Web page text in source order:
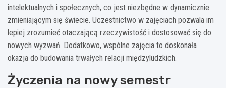
intelektualnych i społecznych, co jest niezbędne w dynamicznie
zmieniającym się świecie. Uczestnictwo w zajęciach pozwala im
lepiej zrozumieć otaczającą rzeczywistość i dostosować się do
nowych wyzwań. Dodatkowo, wspólne zajęcia to doskonała
okazja do budowania trwałych relacji międzyludzkich.
Życzenia na nowy semestr